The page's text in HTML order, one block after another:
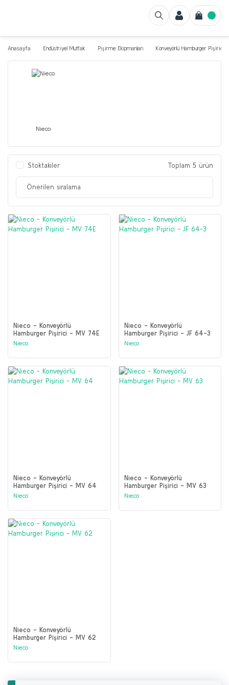
Anasayfa Endüstriyel Mutfak Pişirme Ekipmanları Konveyörlü Hamburger Pişirici
Nieco
Stoktakiler Toplam 5 ürün
Nieco - Konveyörlü
Hamburger Pişirici - MV 74E
Nieco
Nieco - Konveyörlü
Hamburger Pişirici - JF 64-3
Nieco
Nieco - Konveyörlü
Hamburger Pişirici - MV 64
Nieco
Nieco - Konveyörlü
Hamburger Pişirici - MV 63
Nieco
Nieco - Konveyörlü
Hamburger Pişirici - MV 62
Nieco